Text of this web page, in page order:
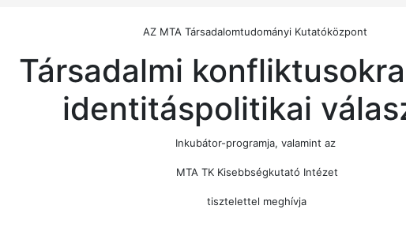
AZ MTA Társadalomtudományi Kutatóközpont
Társadalmi
identitáspolitikai
Inkubátor-programja, valamint az
MTA TK Kisebbségkutató Intézet
tisztelettel meghívja